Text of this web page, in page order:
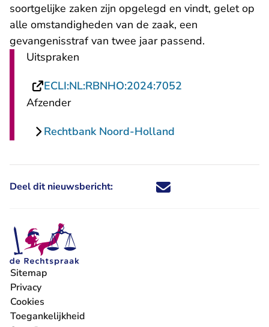
soortgelijke zaken zijn opgelegd en vindt, gelet op
alle omstandigheden van de zaak, een
gevangenisstraf van twee jaar passend.
Uitspraken
ECLI:NL:RBNHO:2024:7052
Afzender
Rechtbank Noord-Holland
Deel dit nieuwsbericht: Deel dit nieuwsbericht via X -
Deel dit nieuwsbericht via
Deel dit nieuwsbericht
Deel dit
Sitemap
Privacy
Cookies
Toegankelijkheid